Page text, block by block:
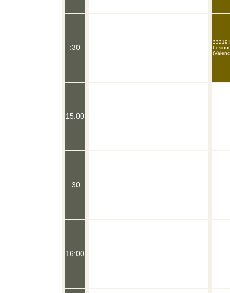
:30
15:00
:30
16:00
33219